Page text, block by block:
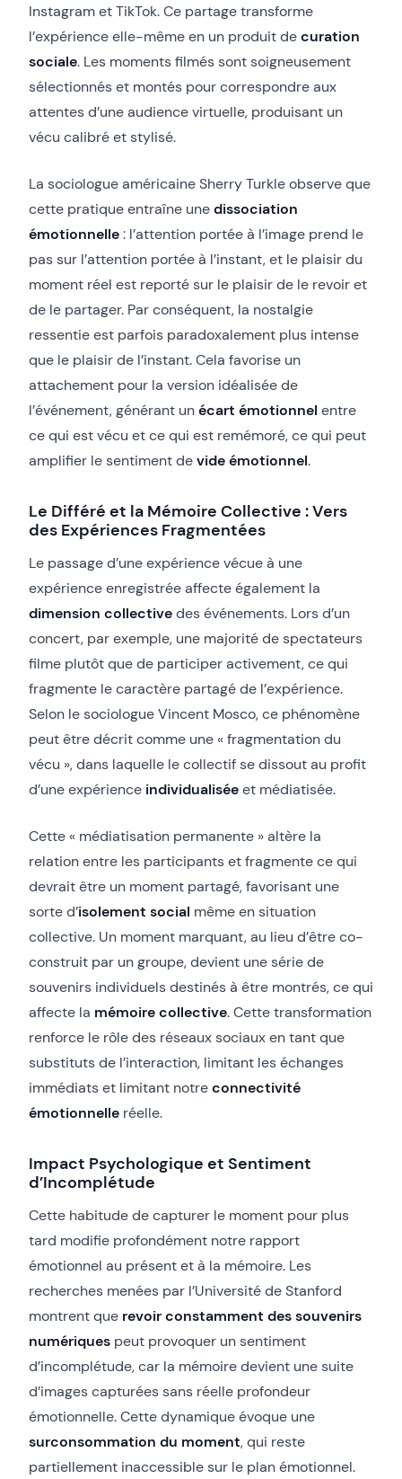
Instagram et TikTok. Ce partage transforme
l’expérience elle-même en un produit decuration
sociale. Les moments filmés sont soigneusement
sélectionnés et montés pour correspondre aux
attentes d’une audience virtuelle, produisant un
vécu calibré et stylisé.
La sociologue américaine Sherry Turkle observe que
cette pratique entraîne unedissociation
émotionnelle: l’attention portée à l’image prend le
pas sur l’attention portée à l’instant, et le plaisir du
moment réel est reporté sur le plaisir de le revoir et
de le partager. Par conséquent, la nostalgie
ressentie est parfois paradoxalement plus intense
que le plaisir de l’instant. Cela favorise un
attachement pour la version idéalisée de
l’événement, générant unécart émotionnel entre
ce qui est vécu et ce qui est remémoré, ce qui peut
amplifier le sentiment devide émotionnel.
Le Différé et la Mémoire Collective : Vers
des Expériences Fragmentées
Le passage d’une expérience vécue à une
expérience enregistrée affecte également la
dimension collectivedes événements. Lors d’un
concert, par exemple, une majorité de spectateurs
filme plutôt que de participer activement, ce qui
fragmente le caractère partagé de l’expérience.
Selon le sociologue Vincent Mosco, ce phénomène
peut être décrit comme une « fragmentation du
vécu », dans laquelle le collectif se dissout au profit
d’une expérience individualiséeet médiatisée.
Cette « médiatisation permanente » altère la
relation entre les participants et fragmente ce qui
devrait être un moment partagé, favorisant une
sorte d’isolement social même en situation
collective. Un moment marquant, au lieu d’être co-
construit par un groupe, devient une série de
souvenirs individuels destinés à être montrés, ce qui
affecte la mémoire collective. Cette transformation
renforce le rôle des réseaux sociaux en tant que
substituts de l’interaction, limitant les échanges
immédiats et limitant notreconnectivité
émotionnelle réelle.
Impact Psychologique et Sentiment
d’Incomplétude
Cette habitude de capturer le moment pour plus
tard modifie profondément notre rapport
émotionnel au présent et à la mémoire. Les
recherches menées par l’Université de Stanford
montrent que revoir constamment des souvenirs
numériques peut provoquer un sentiment
d’incomplétude, car la mémoire devient une suite
d’images capturées sans réelle profondeur
émotionnelle. Cette dynamique évoque une
surconsommation du moment, qui reste
partiellement inaccessible sur le plan émotionnel.